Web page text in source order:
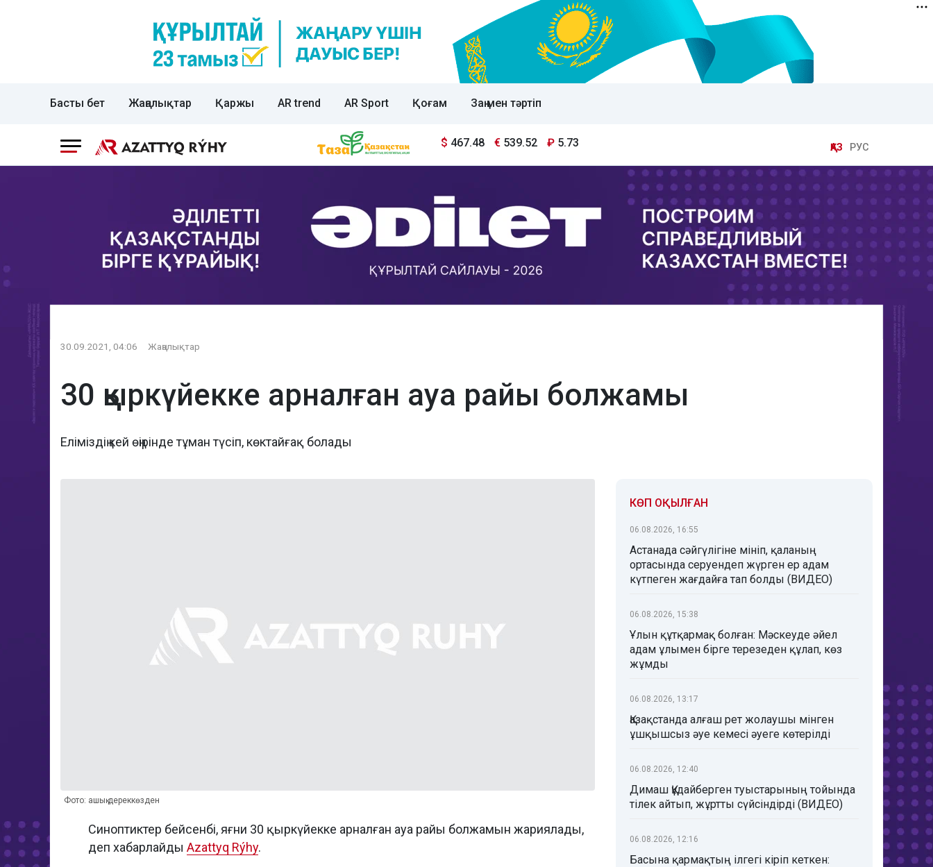
Басты бет Жаңалықтар Қаржы AR trend AR Sport Қоғам Заң мен тәртіп
$ 467.48 € 539.52 ₽ 5.73 ҚАЗ РУС
30.09.2021, 04:06 Жаңалықтар
30 қыркүйекке арналған ауа райы болжамы
Еліміздің кей өңірінде тұман түсіп, көктайғақ болады
Фото: ашық дереккөзден
Синоптиктер бейсенбі, яғни 30 қыркүйекке арналған ауа райы болжамын жариялады,
деп хабарлайды Azattyq Rýhy.
КӨП ОҚЫЛҒАН
06.08.2026, 16:55
Астанада сәйгүлігіне мініп, қаланың
ортасында серуендеп жүрген ер адам
күтпеген жағдайға тап болды (ВИДЕО)
06.08.2026, 15:38
Ұлын құтқармақ болған: Мәскеуде әйел
адам ұлымен бірге терезеден құлап, көз
жұмды
06.08.2026, 13:17
Қазақстанда алғаш рет жолаушы мінген
ұшқышсыз әуе кемесі әуеге көтерілді
06.08.2026, 12:40
Димаш Құдайберген туыстарының тойында
тілек айтып, жұртты сүйсіндірді (ВИДЕО)
06.08.2026, 12:16
Басына қармақтың ілгегі кіріп кеткен: